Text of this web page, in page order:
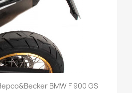
BMW F 900 GS